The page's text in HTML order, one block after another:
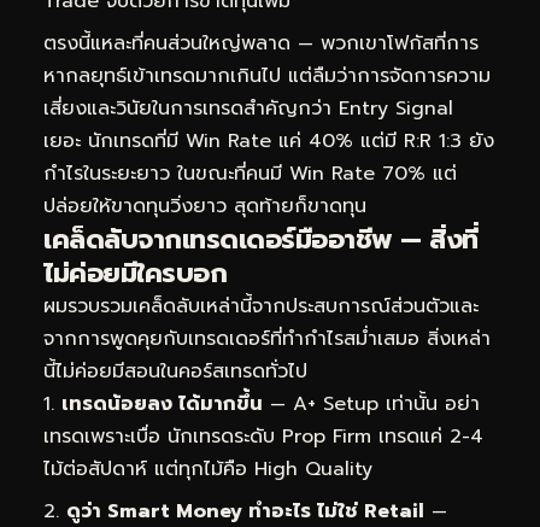
ตรงนี้แหละที่คนส่วนใหญ่พลาด — พวกเขาโฟกัสที่การ
หากลยุทธ์เข้าเทรดมากเกินไป แต่ลืมว่าการจัดการความ
เสี่ยงและวินัยในการเทรดสำคัญกว่า Entry Signal
เยอะ นักเทรดที่มี Win Rate แค่ 40% แต่มี R:R 1:3 ยัง
กำไรในระยะยาว ในขณะที่คนมี Win Rate 70% แต่
ปล่อยให้ขาดทุนวิ่งยาว สุดท้ายก็ขาดทุน
เคล็ดลับจากเทรดเดอร์มืออาชีพ — สิ่งที่
ไม่ค่อยมีใครบอก
ผมรวบรวมเคล็ดลับเหล่านี้จากประสบการณ์ส่วนตัวและ
จากการพูดคุยกับเทรดเดอร์ที่ทำกำไรสม่ำเสมอ สิ่งเหล่า
นี้ไม่ค่อยมีสอนในคอร์สเทรดทั่วไป
เทรดน้อยลง ได้มากขึ้น — A+ Setup เท่านั้น อย่า
เทรดเพราะเบื่อ นักเทรดระดับ Prop Firm เทรดแค่ 2-4
ไม้ต่อสัปดาห์ แต่ทุกไม้คือ High Quality
ดูว่า Smart Money ทำอะไร ไม่ใช่ Retail —